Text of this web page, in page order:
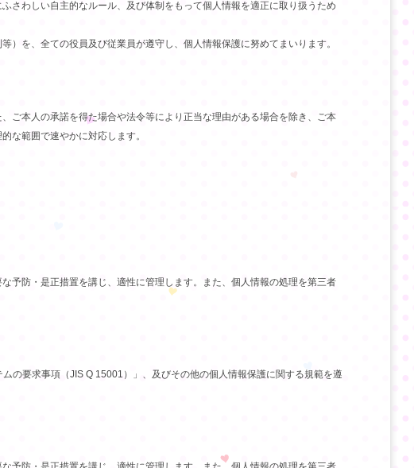
さわしい自主的なルール、及び体制をもって個人情報を適正に取り扱うため
を、全ての役員及び従業員が遵守し、個人情報保護に努めてまいります。
ご本人の承諾を得た場合や法令等により正当な理由がある場合を除き、ご本
な範囲で速やかに対応します。
予防・是正措置を講じ、適性に管理します。また、個人情報の処理を第三者
の要求事項（JIS Q 15001）」、及びその他の個人情報保護に関する規範を遵